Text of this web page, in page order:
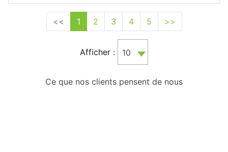
<< 1 2 3 4 5 >>
Afficher : 10
Ce que nos clients pensent de nous